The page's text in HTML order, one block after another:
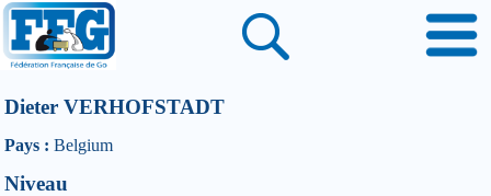
Dieter VERHOFSTADT
Pays : Belgium
Niveau